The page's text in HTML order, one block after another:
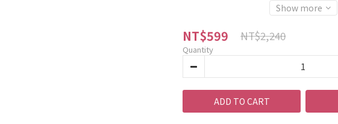
Show more
NT$599 NT$2,240
Quantity
ADD TO CART